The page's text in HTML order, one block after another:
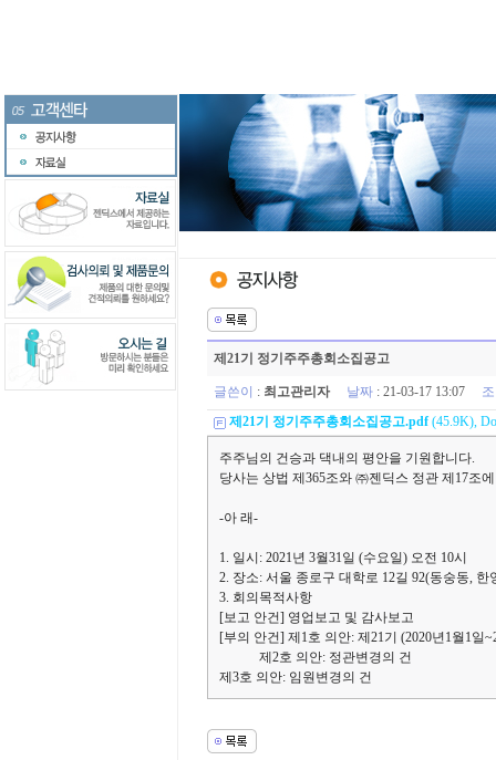
제21기 정기주주총회소집공고
글쓴이 : 최고관리자 날짜: 21-03-17 13:07
제21기 정기주주총회소집공고.pdf(45.9K),
주주님의 건승과 댁내의 평안을 기원합니다.
당사는 상법 제365조와 ㈜젠딕스 정관 제17조
-아 래-
1. 일시: 2021년 3월31일 (수요일) 오전 10시
2. 장소: 서울 종로구 대학로 12길 92(동숭동, 한
3. 회의목적사항
[보고 안건] 영업보고 및 감사보고
[부의 안건] 제1호 의안: 제21기 (2020년1월1일
제2호 의안: 정관변경의 건
제3호 의안: 임원변경의 건